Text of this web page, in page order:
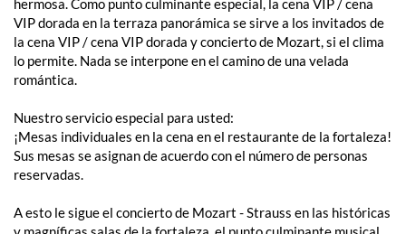
hermosa. Como punto culminante especial, la cena VIP / cena
VIP dorada en la terraza panorámica se sirve a los invitados de
la cena VIP / cena VIP dorada y concierto de Mozart, si el clima
lo permite. Nada se interpone en el camino de una velada
romántica.
Nuestro servicio especial para usted:
¡Mesas individuales en la cena en el restaurante de la fortaleza!
Sus mesas se asignan de acuerdo con el número de personas
reservadas.
A esto le sigue el concierto de Mozart - Strauss en las históricas